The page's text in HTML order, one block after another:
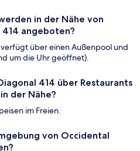
in der Nähe von
angeboten?
über einen Außenpool und
um die Uhr geöffnet).
414 über Restaurants
der Nähe?
im Freien.
von Occidental